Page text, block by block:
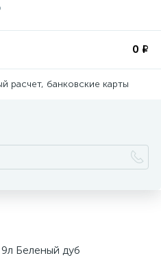
0 ₽
расчет, банковские карты
Беленый дуб